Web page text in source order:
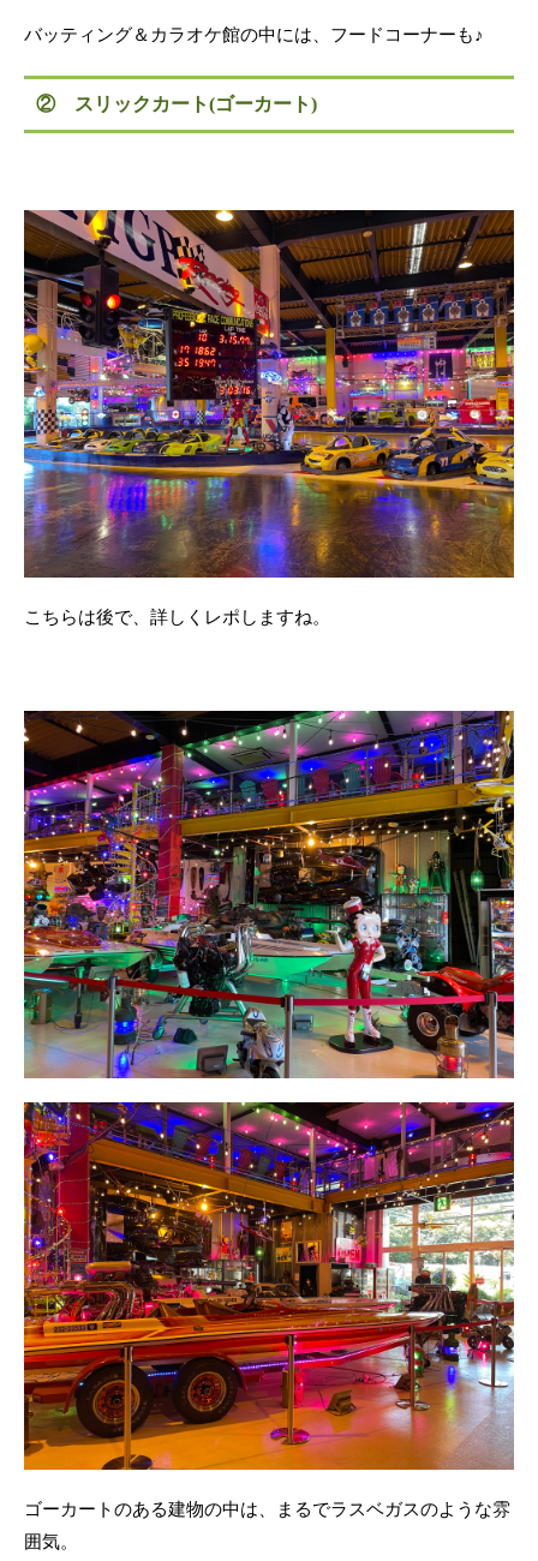
バッティング＆カラオケ館の中には、フードコーナーも♪
② スリックカート(ゴーカート)
こちらは後で、詳しくレポしますね。
ゴーカートのある建物の中は、まるでラスベガスのような雰
囲気。